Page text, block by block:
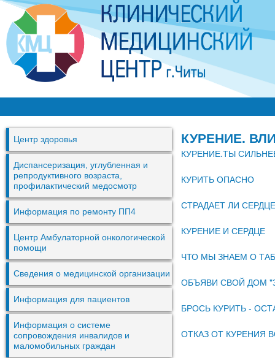
к
М
Ц
Ч
и
ы
КУРЕНИЕ.
КУРЕНИЕ.ТЫ
КУРИТЬ ОПАСНО
СТРАДАЕТ ЛИ
КУРЕНИЕ И СЕРДЦЕ
ЧТО МЫ ЗНАЕМ О
ОБЪЯВИ СВОЙ ДОМ
БРОСЬ КУРИТЬ -
ОТКАЗ ОТ КУРЕНИЯ
Центр здоровья
Диспансеризация, углубленная и
репродуктивного возраста,
профилактический медосмотр
Информация по ремонту ПП4
Центр Амбулаторной онкологической
помощи
Сведения о медицинской организации
Информация для пациентов
Информация о системе
сопровождения инвалидов и
маломобильных граждан